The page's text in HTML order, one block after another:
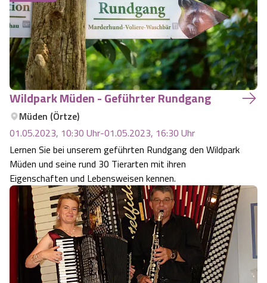
Wildpark Müden - Geführter Rundgang
Müden (Örtze)
01.05.2023, 10:30 Uhr-01.05.2023, 16:30 Uhr
Lernen Sie bei unserem geführten Rundgang den Wildpark
Müden und seine rund 30 Tierarten mit ihren
Eigenschaften und Lebensweisen kennen.